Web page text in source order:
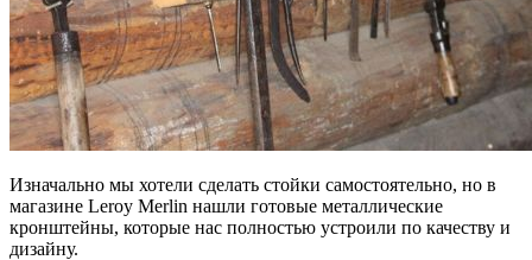
Изначально мы хотели сделать стойки самостоятельно, но в
магазине Leroy Merlin нашли готовые металлические
кронштейны, которые нас полностью устроили по качеству и
дизайну.